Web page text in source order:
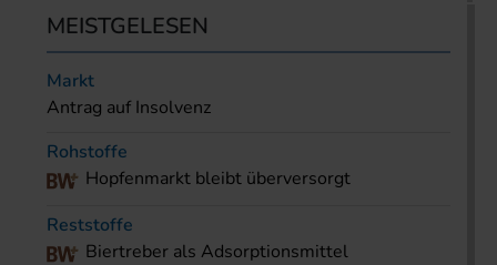
MEISTGELESEN
Markt
Antrag auf Insolvenz
Rohstoffe
Hopfenmarkt bleibt überversorgt
Reststoffe
Biertreber als Adsorptionsmittel